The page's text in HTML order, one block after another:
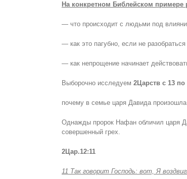
На конкретном Библейском примере
— что происходит с людьми под
— как это пагубно, если не
— как непрощение начинает
Выборочно исследуем 2Царств с 13 по
почему в семье царя Давида
Однажды пророк Нафан обличил царя
совершенный грех.
2Цар.12:11
11 Так говорит Господь: вот, Я